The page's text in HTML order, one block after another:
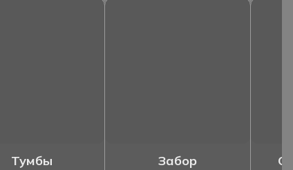
Тумбы Забор